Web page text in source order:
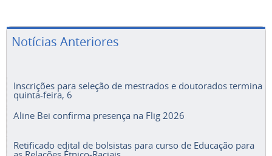
Notícias Anteriores
Inscrições para seleção de mestrados e doutorados termina
quinta-feira, 6
Aline Bei confirma presença na Flig 2026
Retificado edital de bolsistas para curso de Educação para